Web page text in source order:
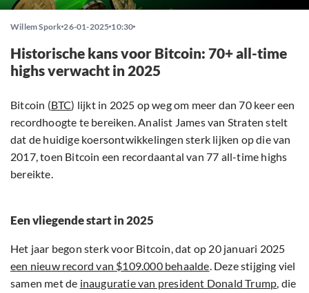
Willem Spork 26-01-2025 10:30
Historische kans voor Bitcoin: 70+ all-time
highs verwacht in 2025
Bitcoin (BTC) lijkt in 2025 op weg om meer dan 70 keer een
recordhoogte te bereiken. Analist James van Straten stelt
dat de huidige koersontwikkelingen sterk lijken op die van
2017, toen Bitcoin een recordaantal van 77 all-time highs
bereikte.
Een vliegende start in 2025
Het jaar begon sterk voor Bitcoin, dat op 20 januari 2025
een nieuw record van $109.000 behaalde. Deze stijging viel
samen met de inauguratie van president Donald Trump, die